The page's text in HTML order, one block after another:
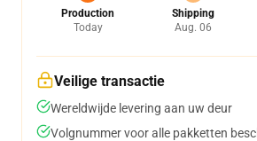
Production
Today
Shipping
Aug. 06
Veilige transactie
Wereldwijde levering aan uw deur
Volgnummer voor alle pakketten